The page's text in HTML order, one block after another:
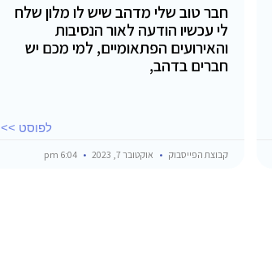
חבר טוב שלי מדהב שיש לו מלון שלח
לי עכשיו הודעה לאור הנסיבות
והאירועים הפתאומיים, למי מכם יש
חברים בדהב,
לפוסט >>
קבוצת הפייסבוק אוקטובר 7, 2023